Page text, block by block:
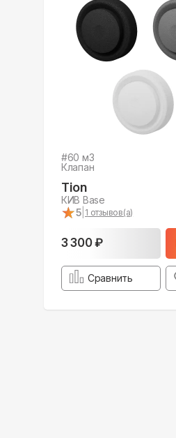
#60 м3
Клапан
Tion
КИВ Base
★
★5 1 отзывов(а)
3 300 ₽
Сравнить